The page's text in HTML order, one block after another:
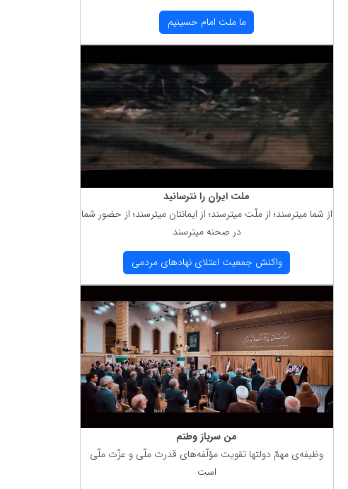
ما ملت امام حسینیم
ملت ایران را نترسانید
از شما میترسند؛ از ملّت میترسند؛ از ایمانتان میترسند؛ از حضور شما
در صحنه میترسند
واكنش جمعیت اعتلای نهادهای مردمی
من سرباز وطنم
وظیفه‌ی مهمّ دولتها تقویت مؤلّفه‌های قدرت ملّی و عزّت ملّی
است